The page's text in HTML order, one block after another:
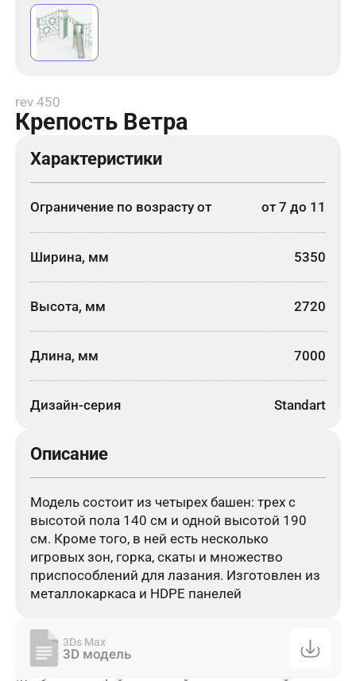
rev 450
Крепость Ветра
Характеристики
Ограничение по возрасту от от 7 до 11
Ширина, мм 5350
Высота, мм 2720
Длина, мм 7000
Дизайн-серия Standart
Описание
Модель состоит из четырех башен: трех с
высотой пола 140 см и одной высотой 190
см. Кроме того, в ней есть несколько
игровых зон, горка, скаты и множество
приспособлений для лазания. Изготовлен из
металлокаркаса и HDPE панелей
3Ds Max
3D модель